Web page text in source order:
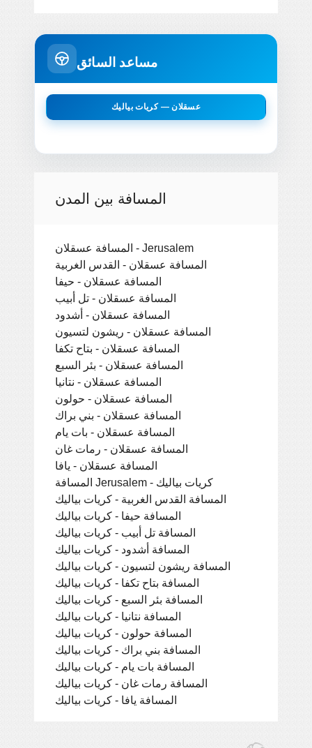
مساعد السائق
عسقلان — کریات بیالیك
المسافة بين المدن
المسافة عسقلان - Jerusalem
المسافة عسقلان - القدس الغربية
المسافة عسقلان - حيفا
المسافة عسقلان - تل أبيب
المسافة عسقلان - أشدود
المسافة عسقلان - ريشون لتسيون
المسافة عسقلان - بتاح تكفا
المسافة عسقلان - بئر السبع
المسافة عسقلان - نتانيا
المسافة عسقلان - حولون
المسافة عسقلان - بني براك
المسافة عسقلان - بات يام
المسافة عسقلان - رمات غان
المسافة عسقلان - يافا
المسافة Jerusalem - کریات بیالیك
المسافة القدس الغربية - کریات بیالیك
المسافة حيفا - کریات بیالیك
المسافة تل أبيب - کریات بیالیك
المسافة أشدود - کریات بیالیك
المسافة ريشون لتسيون - کریات بیالیك
المسافة بتاح تكفا - کریات بیالیك
المسافة بئر السبع - کریات بیالیك
المسافة نتانيا - کریات بیالیك
المسافة حولون - کریات بیالیك
المسافة بني براك - کریات بیالیك
المسافة بات يام - کریات بیالیك
المسافة رمات غان - کریات بیالیك
المسافة يافا - کریات بیالیك